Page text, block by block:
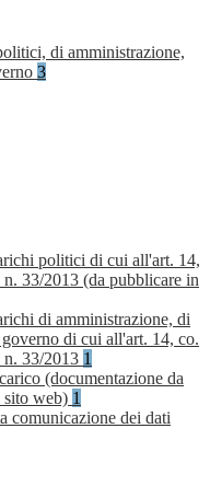
di amministrazione,
3
politici di cui all'art. 14,
33/2013 (da pubblicare in
di amministrazione, di
di cui all'art. 14, co.
n. 33/2013 1
(documentazione da
sito web) 1
comunicazione dei dati